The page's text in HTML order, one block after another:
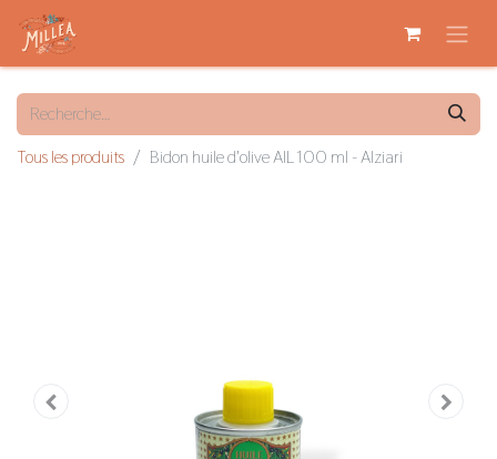
Tous les produits Bidon huile d'olive AIL 100 ml - Alziari